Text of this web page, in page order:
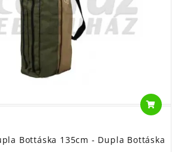
Bottáska 135cm - Dupla Bottáska